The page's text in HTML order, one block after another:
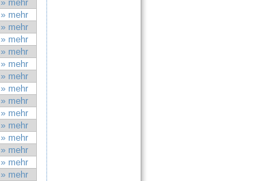
» mehr
» mehr
» mehr
» mehr
» mehr
» mehr
» mehr
» mehr
» mehr
» mehr
» mehr
» mehr
» mehr
» mehr
» mehr